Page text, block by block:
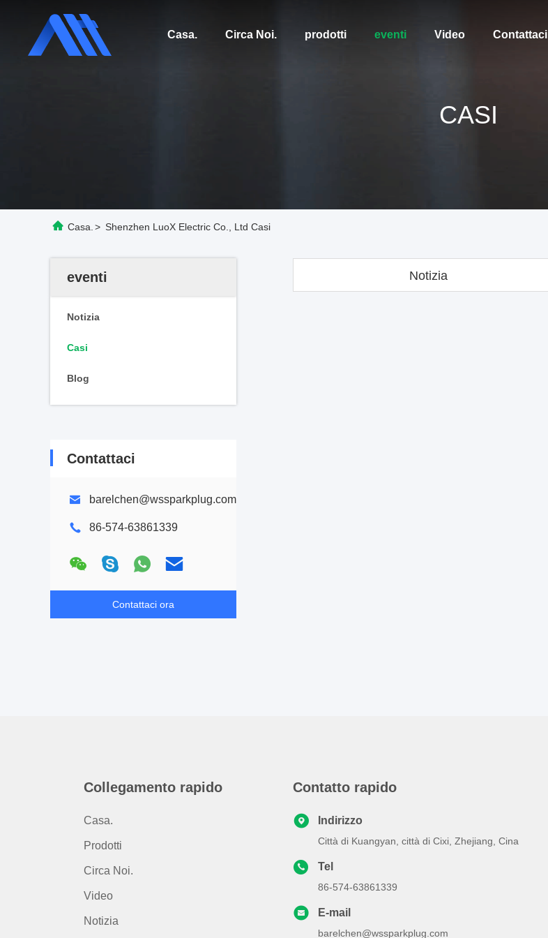
Casa. Circa Noi. prodotti eventi Video Contattaci
CASI
Casa. > Shenzhen LuoX Electric Co., Ltd Casi
eventi
Notizia
Casi
Blog
Contattaci
barelchen@wssparkplug.com
86-574-63861339
Contattaci ora
Notizia
Collegamento rapido
Casa.
Prodotti
Circa Noi.
Video
Notizia
Contatto rapido
Indirizzo
Città di Kuangyan, città di Cixi, Zhejiang, Cina
Tel
86-574-63861339
E-mail
barelchen@wssparkplug.com